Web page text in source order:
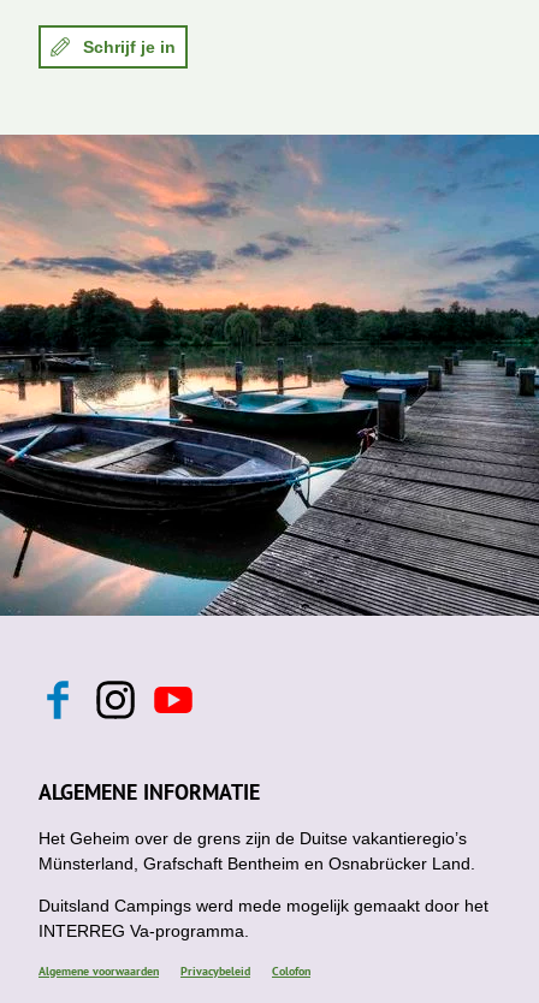
Schrijf je in
F
b
o
k
I
n
a
g
a
m
Y
o
u
b
ALGEMENE INFORMATIE
Het Geheim over de grens zijn de Duitse vakantieregio’s
Münsterland, Grafschaft Bentheim en Osnabrücker Land.
Duitsland Campings werd mede mogelijk gemaakt door het
INTERREG Va-programma.
Algemene voorwaarden Privacybeleid Colofon